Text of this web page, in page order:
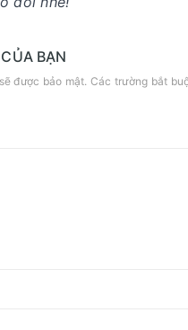
BẠN
được bảo mật. Các trường bắt